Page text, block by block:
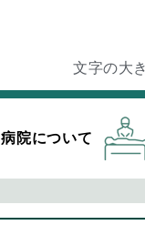
文字の大
病院について